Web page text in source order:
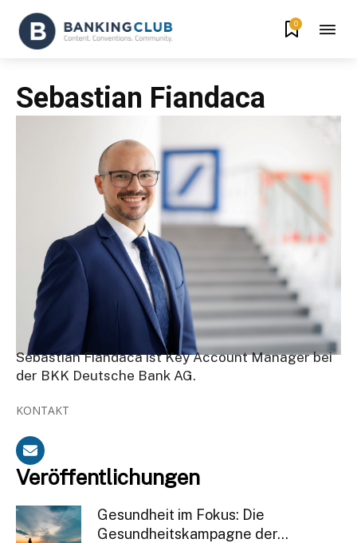
0
Sebastian Fiandaca
Sebastian Fiandaca ist Key Account Manager bei
der BKK Deutsche Bank AG.
KONTAKT
Veröffentlichungen
Gesundheit im Fokus: Die
Gesundheitskampagne der...